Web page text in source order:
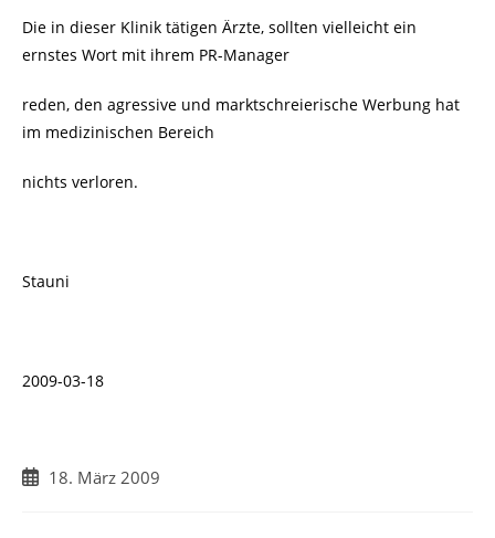
Die in dieser Klinik tätigen Ärzte, sollten vielleicht ein
ernstes Wort mit ihrem PR-Manager
reden, den agressive und marktschreierische Werbung hat
im medizinischen Bereich
nichts verloren.
Stauni
2009-03-18
Beitrag18. März 2009